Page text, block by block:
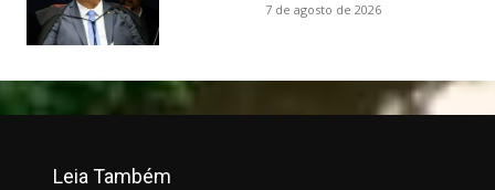
7 de agosto de 2026
Leia Também